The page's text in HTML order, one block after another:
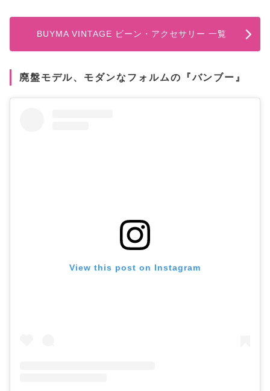
BUYMA VINTAGE ビーン・アクセサリー 一覧
廃盤モデル、モダンなフォルムの『バンブー』
View this post on Instagram